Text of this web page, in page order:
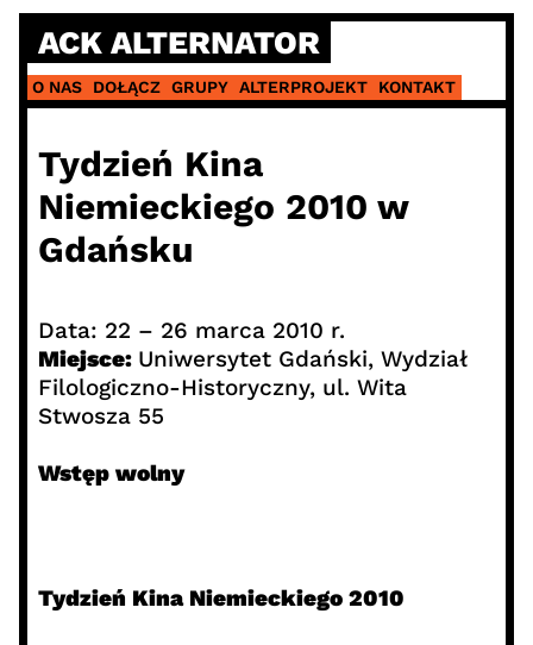
Skip
content
ACK ALTERNATOR
O NAS DOŁĄCZ GRUPY ALTERPROJEKT KONTAKT
Tydzień Kina
Niemieckiego 2010 w
Gdańsku
Data: 22 – 26 marca 2010 r.
Miejsce: Uniwersytet Gdański, Wydział
Filologiczno-Historyczny, ul. Wita
Stwosza 55
Wstęp wolny
Tydzień Kina Niemieckiego 2010